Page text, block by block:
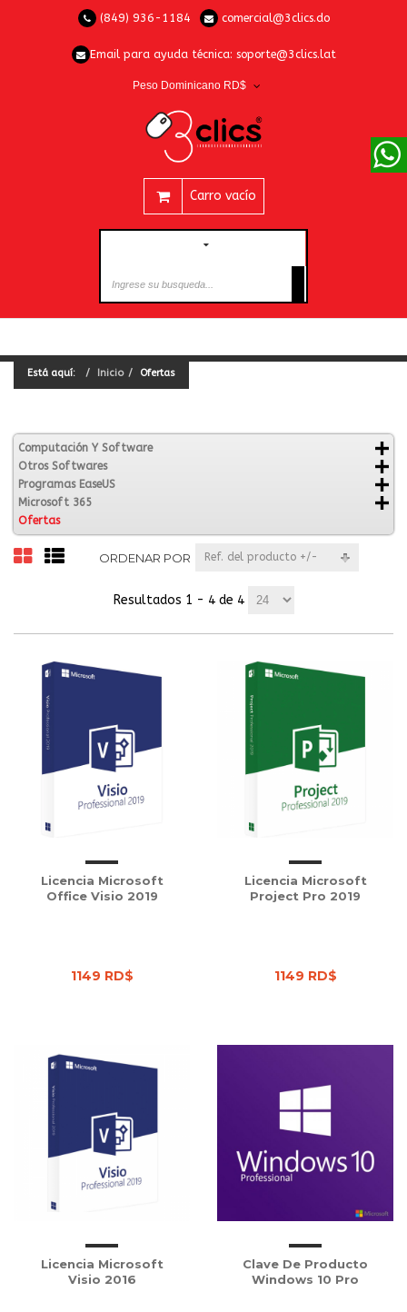
(849) 936-1184 comercial@3clics.do
Email para ayuda técnica: soporte@3clics.lat
Peso Dominicano RD$
Carro vacío
CATEGORÍAS
Está aquí: Inicio Ofertas
Computación Y Software
Otros Softwares
Programas EaseUS
Microsoft 365
Ofertas
ORDENAR POR Ref. del producto +/-
Resultados 1 - 4 de 4
Licencia Microsoft
Office Visio 2019
1149 RD$
Licencia Microsoft
Project Pro 2019
1149 RD$
Licencia Microsoft
Visio 2016
Clave De Producto
Windows 10 Pro